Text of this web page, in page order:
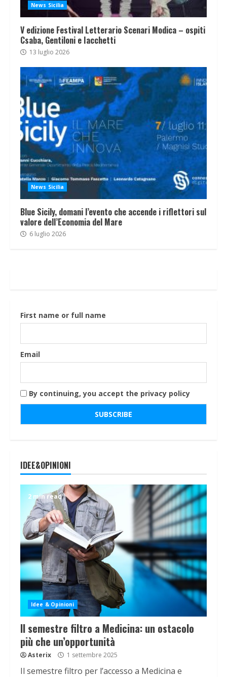
News Sicilia
V edizione Festival Letterario Scenari Modica – ospiti
Csaba, Gentiloni e Iacchetti
13 luglio 2026
News Sicilia
Blue Sicily, domani l’evento che accende i riflettori sul
valore dell’Economia del Mare
6 luglio 2026
First name or full name
Email
By continuing, you accept the privacy policy
IDEE&OPINIONI
2 min read
Idee & Opinioni
Il semestre filtro a Medicina: un ostacolo
più che un’opportunità
Asterix 1 settembre 2025
Il semestre filtro per l’accesso a Medicina e